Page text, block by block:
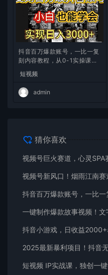
抖音百万爆款账号，一比一复
刻内容教程，从0-1实操课，
入10w+
短视频
admin
猜你喜欢
抖音小游戏，日收益